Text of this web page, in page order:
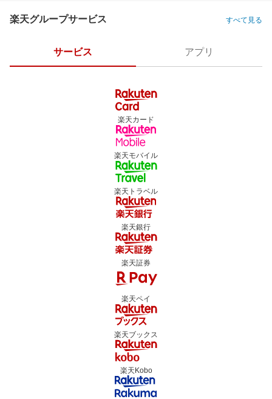
楽天グループサービス すべて見る
サービス アプリ
楽天カード
楽天モバイル
楽天トラベル
楽天銀行
楽天証券
楽天ペイ
楽天ブックス
楽天Kobo